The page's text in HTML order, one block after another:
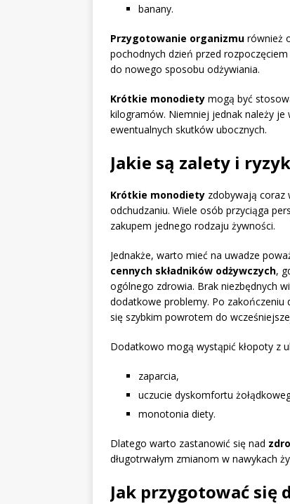
banany.
Przygotowanie organizmu również
pochodnych dzień przed
do nowego sposobu odżywiania.
Krótkie monodiety mogą być
kilogramów. Niemniej jednak należy je
ewentualnych skutków ubocznych.
Jakie są zalety i
Krótkie monodiety zdobywają coraz
odchudzaniu. Wiele osób przyciąga
zakupem jednego rodzaju żywności.
Jednakże, warto mieć na uwadze
cennych składników odżywczych,
ogólnego zdrowia. Brak niezbędnych
dodatkowe problemy. Po
się szybkim powrotem do
Dodatkowo mogą wystąpić kłopoty z
zaparcia,
uczucie dyskomfortu
monotonia diety.
Dlatego warto zastanowić się nad
długotrwałym zmianom w nawykach
Jak przygotować